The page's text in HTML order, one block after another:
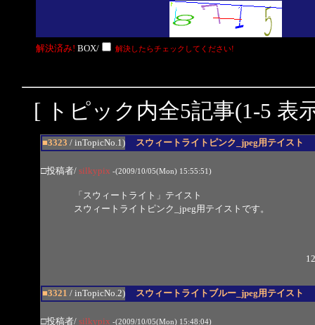
解決済み! BOX/ 解決したらチェックしてください!
[ トピック内全5記事(1-5
■3323 / inTopicNo.1) スウィートライトピンク_jpeg用テイスト
□投稿者/ silkypix -(2009/10/05(Mon) 15:55:51)
「スウィートライト」テイスト
スウィートライトピンク_jpeg用テイストです。
■3321 / inTopicNo.2) スウィートライトブルー_jpeg用テイスト
□投稿者/ silkypix -(2009/10/05(Mon) 15:48:04)